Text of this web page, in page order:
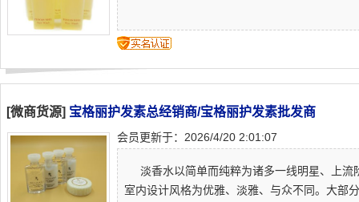
[微商货源] 宝格丽护发素总经销商/宝格丽护发素批发商
会员更新于：2026/4/20 2:01:07
淡香水以简单而纯粹为诸多一线明星、上流
室内设计风格为优雅、淡雅、与众不同。大部